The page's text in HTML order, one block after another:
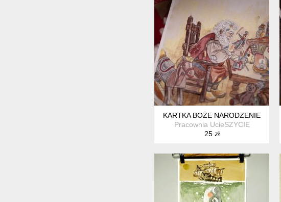
KARTKA BOŻE NARODZENIE
Pracownia UcieSZYCIE
25 zł